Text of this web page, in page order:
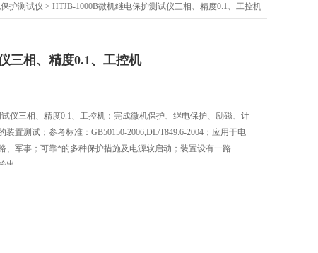
护测试仪 > HTJB-1000B微机继电保护测试仪三相、精度0.1、工控机
三相、精度0.1、工控机
仪三相、精度0.1、工控机：完成微机保护、继电保护、励磁、计
置测试；参考标准：GB50150-2006,DL/T849.6-2004；应用于电
、军事；可靠*的多种保护措施及电源软启动；装置设有一路
出。